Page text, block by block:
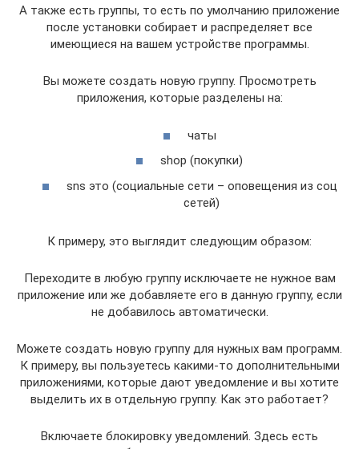
А также есть группы, то есть по умолчанию приложение
после установки собирает и распределяет все
имеющиеся на вашем устройстве программы.
Вы можете создать новую группу. Просмотреть
приложения, которые разделены на:
чаты
shop (покупки)
sns это (социальные сети – оповещения из соц
сетей)
К примеру, это выглядит следующим образом:
Переходите в любую группу исключаете не нужное вам
приложение или же добавляете его в данную группу, если
не добавилось автоматически.
Можете создать новую группу для нужных вам программ.
К примеру, вы пользуетесь какими-то дополнительными
приложениями, которые дают уведомление и вы хотите
выделить их в отдельную группу. Как это работает?
Включаете блокировку уведомлений. Здесь есть